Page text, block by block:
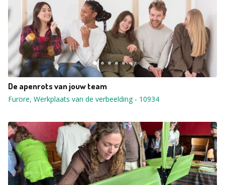
De apenrots van jouw team
Furore, Werkplaats van de verbeelding- 10934